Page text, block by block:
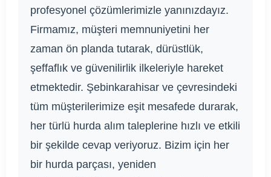
profesyonel çözümlerimizle yanınızdayız.
Firmamız, müşteri memnuniyetini her
zaman ön planda tutarak, dürüstlük,
şeffaflık ve güvenilirlik ilkeleriyle hareket
etmektedir. Şebinkarahisar ve çevresindeki
tüm müşterilerimize eşit mesafede durarak,
her türlü hurda alım taleplerine hızlı ve etkili
bir şekilde cevap veriyoruz. Bizim için her
bir hurda parçası, yeniden